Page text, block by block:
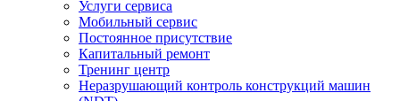
Услуги сервиса
Мобильный сервис
Постоянное присутствие
Капитальный ремонт
Тренинг центр
Неразрушающий контроль конструкций машин